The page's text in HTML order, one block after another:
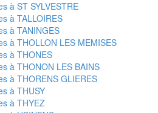
à ST SYLVESTRE
à TALLOIRES
à TANINGES
à THOLLON LES MEMISES
à THONES
à THONON LES BAINS
à THORENS GLIERES
à THUSY
à THYEZ